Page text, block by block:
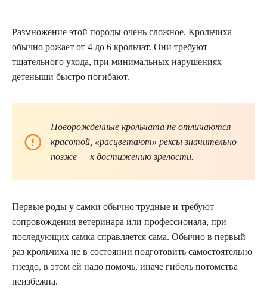
Размножение этой породы очень сложное. Крольчиха
обычно рожает от 4 до 6 крольчат. Они требуют
тщательного ухода, при минимальных нарушениях
детеныши быстро погибают.
Новорожденные крольчата не отличаются
красотой, «расцветают» рексы значительно
позже — к достижению зрелости.
Первые роды у самки обычно трудные и требуют
сопровождения ветеринара или профессионала, при
последующих самка справляется сама. Обычно в первый
раз крольчиха не в состоянии подготовить самостоятельно
гнездо, в этом ей надо помочь, иначе гибель потомства
неизбежна.